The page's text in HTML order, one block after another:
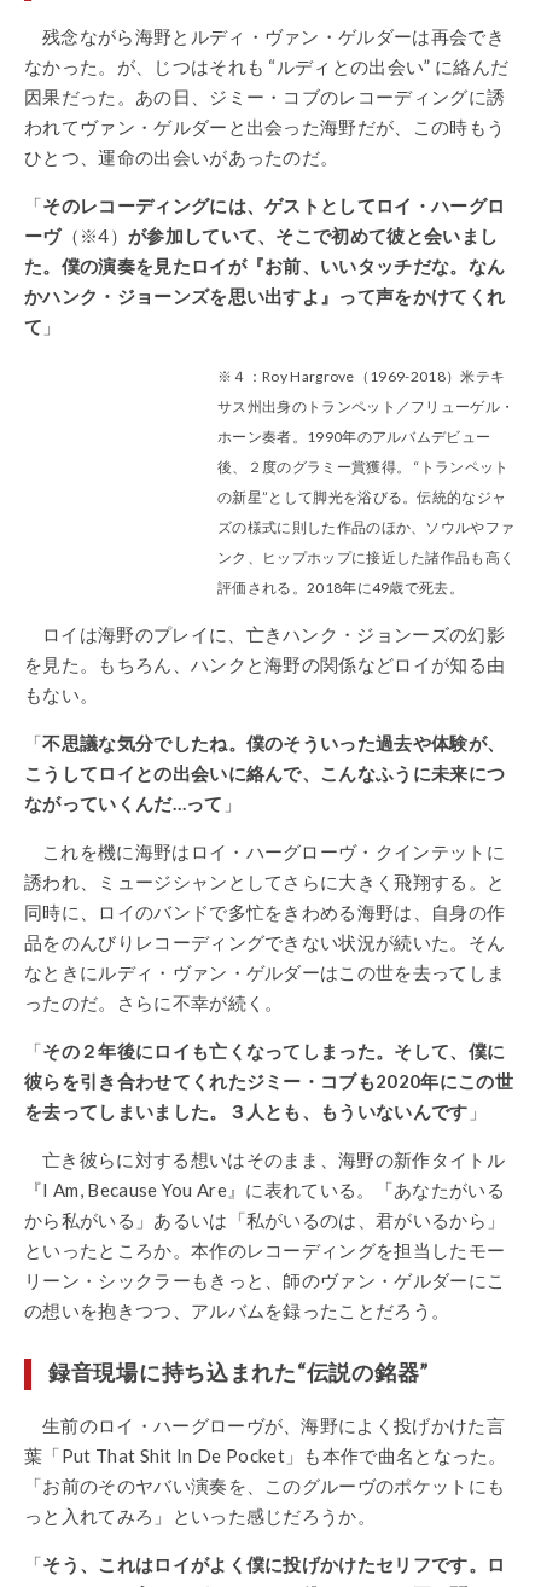
残念ながら海野とルディ・ヴァン・ゲルダーは再会でき
なかった。が、じつはそれも “ルディとの出会い” に絡んだ
因果だった。あの日、ジミー・コブのレコーディングに誘
われてヴァン・ゲルダーと出会った海野だが、この時もう
ひとつ、運命の出会いがあったのだ。
「そのレコーディングには、ゲストとしてロイ・ハーグロ
ーヴ（※4） が参加していて、そこで初めて彼と会いまし
た。僕の演奏を見たロイが『お前、いいタッチだな。なん
かハンク・ジョーンズを思い出すよ』って声をかけてくれ
て 」
※４：Roy Hargrove（1969-2018）米テキ
サス州出身のトランペット／フリューゲル・
ホーン奏者。1990年のアルバムデビュー
後、２度のグラミー賞獲得。 “トランペット
の新星”として脚光を浴びる。伝統的なジャ
ズの様式に則した作品のほか、ソウルやファ
ンク、ヒップホップに接近した諸作品も高く
評価される。2018年に49歳で死去。
ロイは海野のプレイに、亡きハンク・ジョンーズの幻影
を見た。もちろん、ハンクと海野の関係などロイが知る由
もない。
「不思議な気分でしたね。僕のそういった過去や体験が、
こうしてロイとの出会いに絡んで、こんなふうに未来につ
ながっていくんだ…って 」
これを機に海野はロイ・ハーグローヴ・クインテットに
誘われ、ミュージシャンとしてさらに大きく飛翔する。と
同時に、ロイのバンドで多忙をきわめる海野は、自身の作
品をのんびりレコーディングできない状況が続いた。そん
なときにルディ・ヴァン・ゲルダーはこの世を去ってしま
ったのだ。さらに不幸が続く。
「その２年後にロイも亡くなってしまった。そして、僕に
彼らを引き合わせてくれたジミー・コブも2020年にこの世
を去ってしまいました。３人とも、もういないんです 」
亡き彼らに対する想いはそのまま、海野の新作タイトル
『I Am, Because You Are』に表れている。「あなたがいる
から私がいる」あるいは「私がいるのは、君がいるから」
といったところか。本作のレコーディングを担当したモー
リーン・シックラーもきっと、師のヴァン・ゲルダーにこ
の想いを抱きつつ、アルバムを録ったことだろう。
録音現場に持ち込まれた“伝説の銘器”
生前のロイ・ハーグローヴが、海野によく投げかけた言
葉「Put That Shit In De Pocket」も本作で曲名となった。
「お前のそのヤバい演奏を、このグルーヴのポケットにも
っと入れてみろ」といった感じだろうか。
「そう、これはロイがよく僕に投げかけたセリフです。ロ